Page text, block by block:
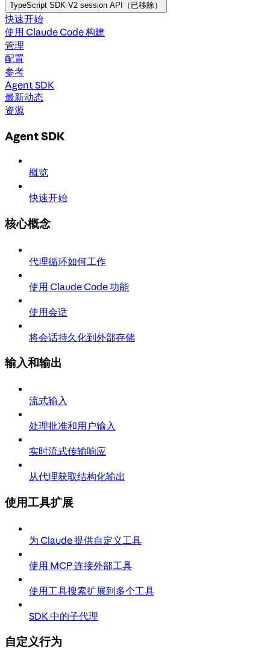
TypeScript SDK V2 session API（已移除）
快速开始
使用 Claude Code 构建
管理
配置
参考
Agent SDK
最新动态
资源
Agent SDK
概览
快速开始
核心概念
代理循环如何工作
使用 Claude Code 功能
使用会话
将会话持久化到外部存储
输入和输出
流式输入
处理批准和用户输入
实时流式传输响应
从代理获取结构化输出
使用工具扩展
为 Claude 提供自定义工具
使用 MCP 连接外部工具
使用工具搜索扩展到多个工具
SDK 中的子代理
自定义行为